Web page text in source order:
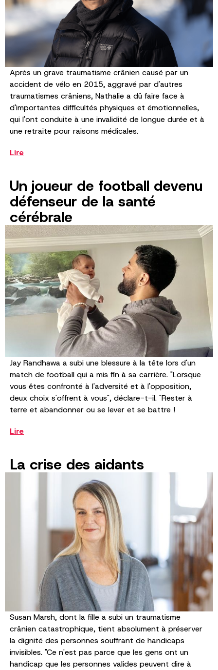
Après un grave traumatisme crânien causé par un
accident de vélo en 2015, aggravé par d'autres
traumatismes crâniens, Nathalie a dû faire face à
d'importantes difficultés physiques et émotionnelles,
qui l'ont conduite à une invalidité de longue durée et à
une retraite pour raisons médicales.
Lire
Un joueur de football devenu
défenseur de la santé
cérébrale
Jay Randhawa a subi une blessure à la tête lors d'un
match de football qui a mis fin à sa carrière. "Lorsque
vous êtes confronté à l'adversité et à l'opposition,
deux choix s'offrent à vous", déclare-t-il. "Rester à
terre et abandonner ou se lever et se battre !
Lire
La crise des aidants
Susan Marsh, dont la fille a subi un traumatisme
crânien catastrophique, tient absolument à préserver
la dignité des personnes souffrant de handicaps
invisibles. "Ce n'est pas parce que les gens ont un
handicap que les personnes valides peuvent dire à